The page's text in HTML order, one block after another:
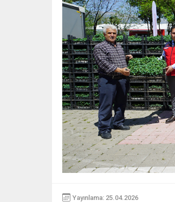
Yayınlama: 25.04.2026